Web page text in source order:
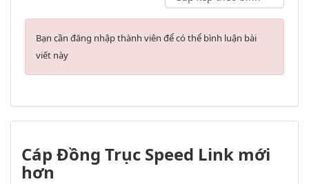
Bạn cần đăng nhập thành viên để có thể bình luận bài
viết này
Cáp Đồng Trục Speed Link mới
hơn